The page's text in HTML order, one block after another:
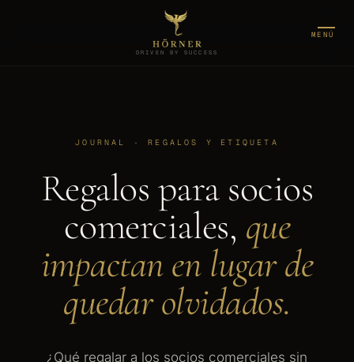
DRIVEN BY SUCCESS
MENÚ
JOURNAL · REGALOS Y ETIQUETA
Regalos para socios
comerciales, que
impactan en lugar de
quedar olvidados.
¿Qué regalar a los socios comerciales sin